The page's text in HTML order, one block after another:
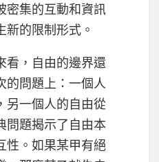
密集的互動和資訊
新的限制形式。
看，自由的邊界還
的問題上：一個人
另一個人的自由從
問題揭示了自由本
性。如果某甲有絕